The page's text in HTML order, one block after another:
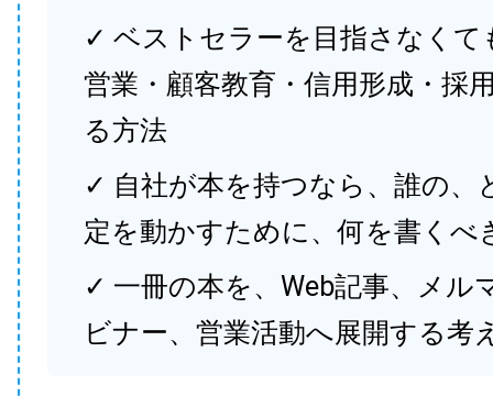
✓ ベストセラーを目指さなくて
営業・顧客教育・信用形成・採
る方法
✓ 自社が本を持つなら、誰の、
定を動かすために、何を書くべ
✓ 一冊の本を、Web記事、メル
ビナー、営業活動へ展開する考